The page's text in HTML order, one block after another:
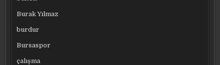
Burak Yılmaz
burdur
Bursaspor
çalışma